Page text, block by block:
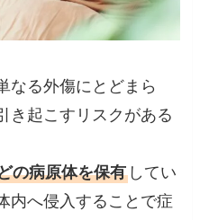
なる外傷にとどまら
き起こすリスクがある
の病原体を保有 してい
内へ侵入することで症